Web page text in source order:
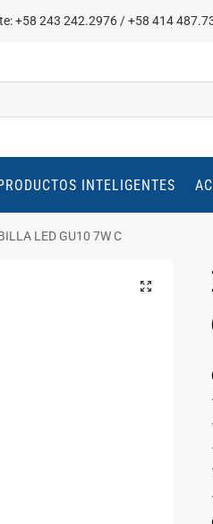
+58 243 242.2976 / +58 414
INTELIGENTES
LED GU10 7W C